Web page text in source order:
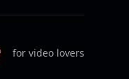
for video lovers